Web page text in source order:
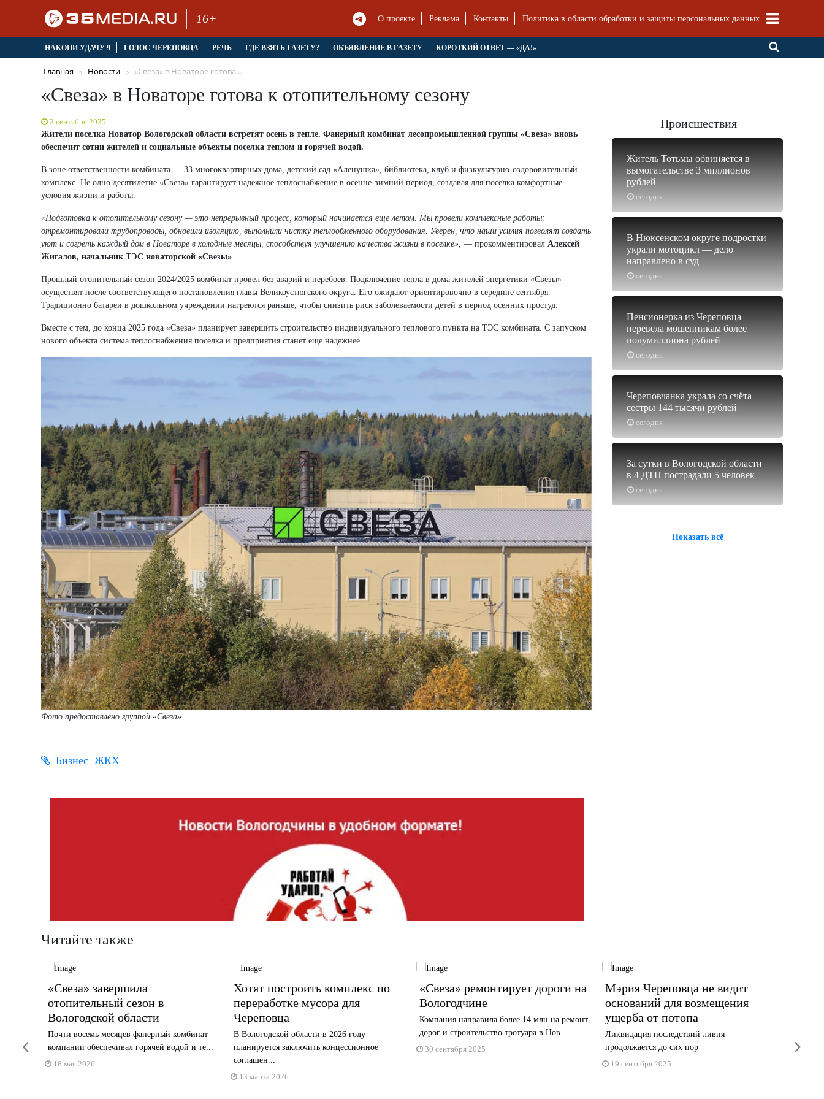
16+ О проекте Реклама Контакты Политика в области обработки и защиты персональных данных
НАКОПИ УДАЧУ 9 ГОЛОС ЧЕРЕПОВЦА РЕЧЬ ГДЕ ВЗЯТЬ ГАЗЕТУ? ОБЪЯВЛЕНИЕ В ГАЗЕТУ КОРОТКИЙ ОТВЕТ — «ДА!»
Главная Новости «Свеза» в Новаторе готова...
«Свеза» в Новаторе готова к отопительному сезону
2 сентября 2025
Жители поселка Новатор Вологодской области встретят осень в тепле. Фанерный комбинат лесопромышленной группы «Свеза» вновь
обеспечит сотни жителей и социальные объекты поселка теплом и горячей водой.
В зоне ответственности комбината — 33 многоквартирных дома, детский сад «Аленушка», библиотека, клуб и физкультурно-оздоровительный
комплекс. Не одно десятилетие «Свеза» гарантирует надежное теплоснабжение в осенне-зимний период, создавая для поселка комфортные
условия жизни и работы.
«Подготовка к отопительному сезону — это непрерывный процесс, который начинается еще летом. Мы провели комплексные работы:
отремонтировали трубопроводы, обновили изоляцию, выполнили чистку теплообменного оборудования. Уверен, что наши усилия позволят создать
уют и согреть каждый дом в Новаторе в холодные месяцы, способствуя улучшению качества жизни в поселке» , — прокомментировал Алексей
Жигалов, начальник ТЭС новаторской «Свезы»
Прошлый отопительный сезон 2024/2025 комбинат провел без аварий и перебоев. Подключение тепла в дома жителей энергетики «Свезы»
осуществят после соответствующего постановления главы Великоустюгского округа. Его ожидают ориентировочно в середине сентября.
Традиционно батареи в дошкольном учреждении нагреются раньше, чтобы снизить риск заболеваемости детей в период осенних простуд.
Вместе с тем, до конца 2025 года «Свеза» планирует завершить строительство индивидуального теплового пункта на ТЭС комбината. С запуском
нового объекта система теплоснабжения поселка и предприятия станет еще надежнее.
Фото предоставлено группой «Свеза».
Бизнес ЖКХ
Происшествия
сегодня
Житель Тотьмы обвиняется в
вымогательстве 3 миллионов
рублей
сегодня
В Нюксенском округе подростки
украли мотоцикл — дело
направлено в суд
сегодня
Пенсионерка из Череповца
перевела мошенникам более
полумиллиона рублей
сегодня
Череповчанка украла со счёта
сестры 144 тысячи рублей
сегодня
За сутки в Вологодской области
в 4 ДТП пострадали 5 человек
Показать всё
Читайте также
«Свеза» завершила
отопительный сезон в
Вологодской области
Почти восемь месяцев фанерный комбинат
компании обеспечивал горячей водой и те...
18 мая 2026
Хотят построить комплекс по
переработке мусора для
Череповца
В Вологодской области в 2026 году
планируется заключить концессионное
соглашен...
13 марта 2026
«Свеза» ремонтирует дороги на
Вологодчине
Компания направила более 14 млн на ремонт
дорог и строительство тротуара в Нов...
30 сентября 2025
Мэрия Череповца не видит
оснований для возмещения
ущерба от потопа
Ликвидация последствий ливня
продолжается до сих пор
19 сентября 2025
16